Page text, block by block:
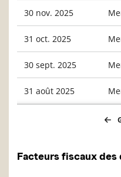
30 nov. 2025
31 oct. 2025
30 sept. 2025
31 août 2025
Facteurs fiscaux